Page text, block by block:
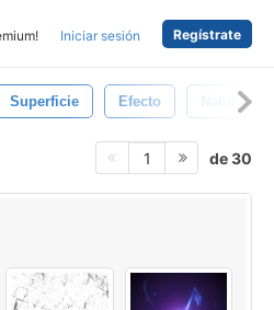
Iniciar sesión Regístrate
Superficie Efecto Natural
1 de 30